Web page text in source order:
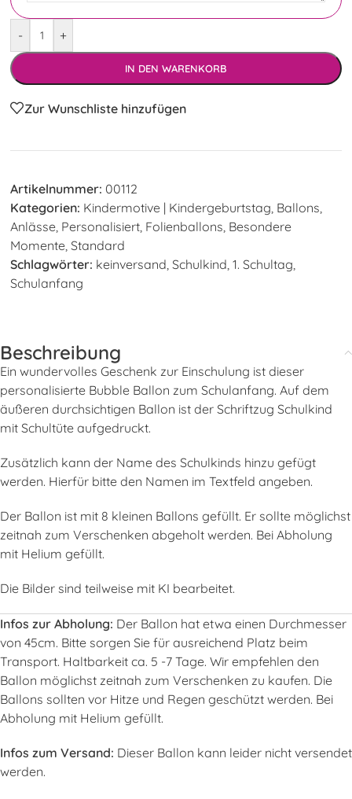
- +
IN DEN WARENKORB
Zur Wunschliste hinzufügen
Artikelnummer: 00112
Kategorien: Kindermotive | Kindergeburtstag, Ballons,
Anlässe, Personalisiert, Folienballons, Besondere
Momente, Standard
Schlagwörter: keinversand, Schulkind, 1. Schultag,
Schulanfang
Beschreibung
Ein wundervolles Geschenk zur Einschulung ist dieser
personalisierte Bubble Ballon zum Schulanfang. Auf dem
äußeren durchsichtigen Ballon ist der Schriftzug Schulkind
mit Schultüte aufgedruckt.
Zusätzlich kann der Name des Schulkinds hinzu gefügt
werden. Hierfür bitte den Namen im Textfeld angeben.
Der Ballon ist mit 8 kleinen Ballons gefüllt. Er sollte möglichst
zeitnah zum Verschenken abgeholt werden. Bei Abholung
mit Helium gefüllt.
Die Bilder sind teilweise mit KI bearbeitet.
Infos zur Abholung: Der Ballon hat etwa einen Durchmesser
von 45cm. Bitte sorgen Sie für ausreichend Platz beim
Transport. Haltbarkeit ca. 5 -7 Tage. Wir empfehlen den
Ballon möglichst zeitnah zum Verschenken zu kaufen. Die
Ballons sollten vor Hitze und Regen geschützt werden. Bei
Abholung mit Helium gefüllt.
Infos zum Versand: Dieser Ballon kann leider nicht versendet
werden.